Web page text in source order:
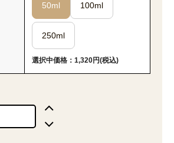
50ml 100ml
250ml
選択中価格：1,320円(税込)